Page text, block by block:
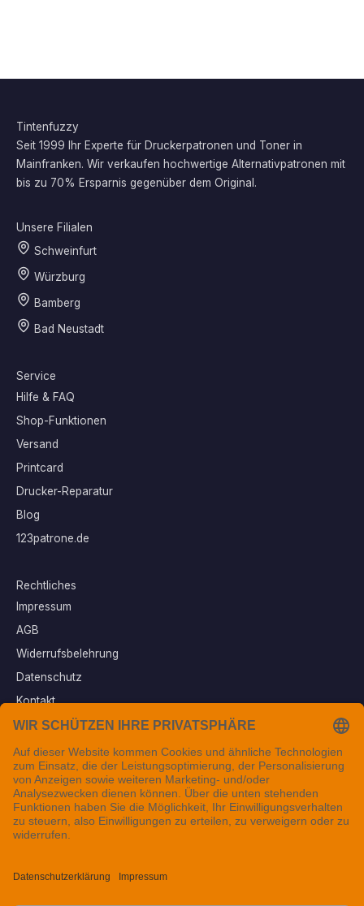
Tintenfuzzy
Seit 1999 Ihr Experte für Druckerpatronen und Toner in
Mainfranken. Wir verkaufen hochwertige Alternativpatronen mit
bis zu 70% Ersparnis gegenüber dem Original.
Unsere Filialen
Schweinfurt
Würzburg
Bamberg
Bad Neustadt
Service
Hilfe & FAQ
Shop-Funktionen
Versand
Printcard
Drucker-Reparatur
Blog
123patrone.de
Rechtliches
Impressum
AGB
Widerrufsbelehrung
Datenschutz
Kontakt
Vertrag widerrufen
Sichere Zahlungsarten